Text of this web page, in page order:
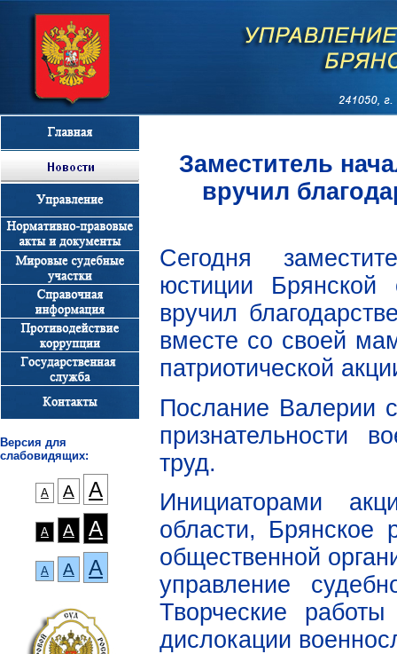
Версия для
слабовидящих:
А А А
А А А
А А А
Заместитель
вручил
Сегодня
юстиции Брянской
вручил
вместе со своей
патриотической
Послание Валерии
признательности
труд.
Инициаторами
области, Брянское
общественной
управление
Творческие
дислокации